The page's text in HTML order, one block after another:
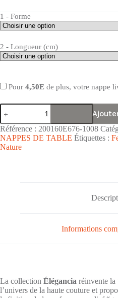
1 - Forme
2 - Longueur (cm)
Pour 4,50E de plus, votre nappe
quantité
de
Nappe
toile
cirée
PVC
Référence : 200160E676-1008
NAPPES DE TABLE Étiquettes :
Nature
Informations
La collection Élégancia réinvente la
l’univers de la haute couture et